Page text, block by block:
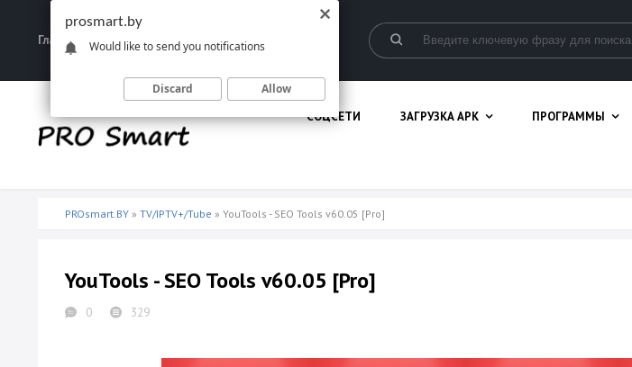
Главная Запрещенные материалы
СОЦСЕТИ ЗАГРУЗКА APK ПРОГРАММЫ
PROsmart.BY » TV/IPTV+/Tube » YouTools - SEO Tools v60.05 [Pro]
YouTools - SEO Tools v60.05 [Pro]
0 329
prosmart.by
Would like to send you notifications
Discard Allow